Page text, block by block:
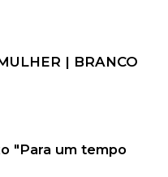
| BRANCO
"Para um tempo